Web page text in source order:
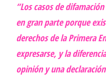
“Los casos de
en gran parte porque
derechos de la Primera
expresarse, y la
opinión y una